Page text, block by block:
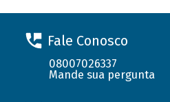
Fale Conosco
08007026337
Mande sua pergunta